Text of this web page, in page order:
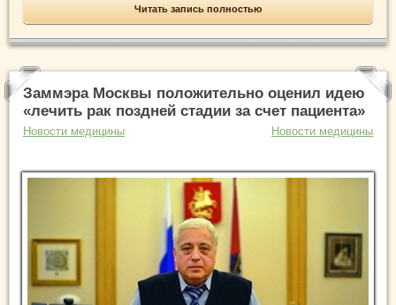
Читать запись полностью
Заммэра Москвы положительно оценил идею
«лечить рак поздней стадии за счет пациента»
Новости медицины Новости медицины